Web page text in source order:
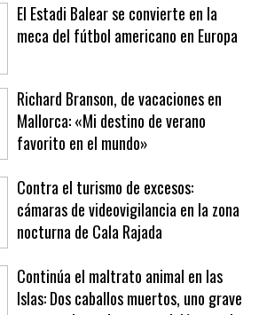
El Estadi Balear se convierte en la
meca del fútbol americano en Europa
Richard Branson, de vacaciones en
Mallorca: «Mi destino de verano
favorito en el mundo»
Contra el turismo de excesos:
cámaras de videovigilancia en la zona
nocturna de Cala Rajada
Continúa el maltrato animal en las
Islas: Dos caballos muertos, uno grave